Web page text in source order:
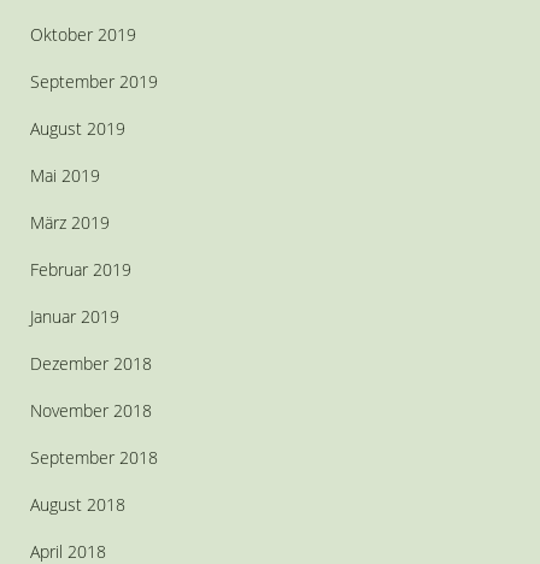
Oktober 2019
September 2019
August 2019
Mai 2019
März 2019
Februar 2019
Januar 2019
Dezember 2018
November 2018
September 2018
August 2018
April 2018